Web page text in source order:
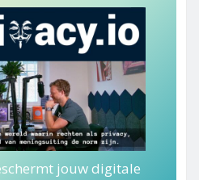
jouw digitale